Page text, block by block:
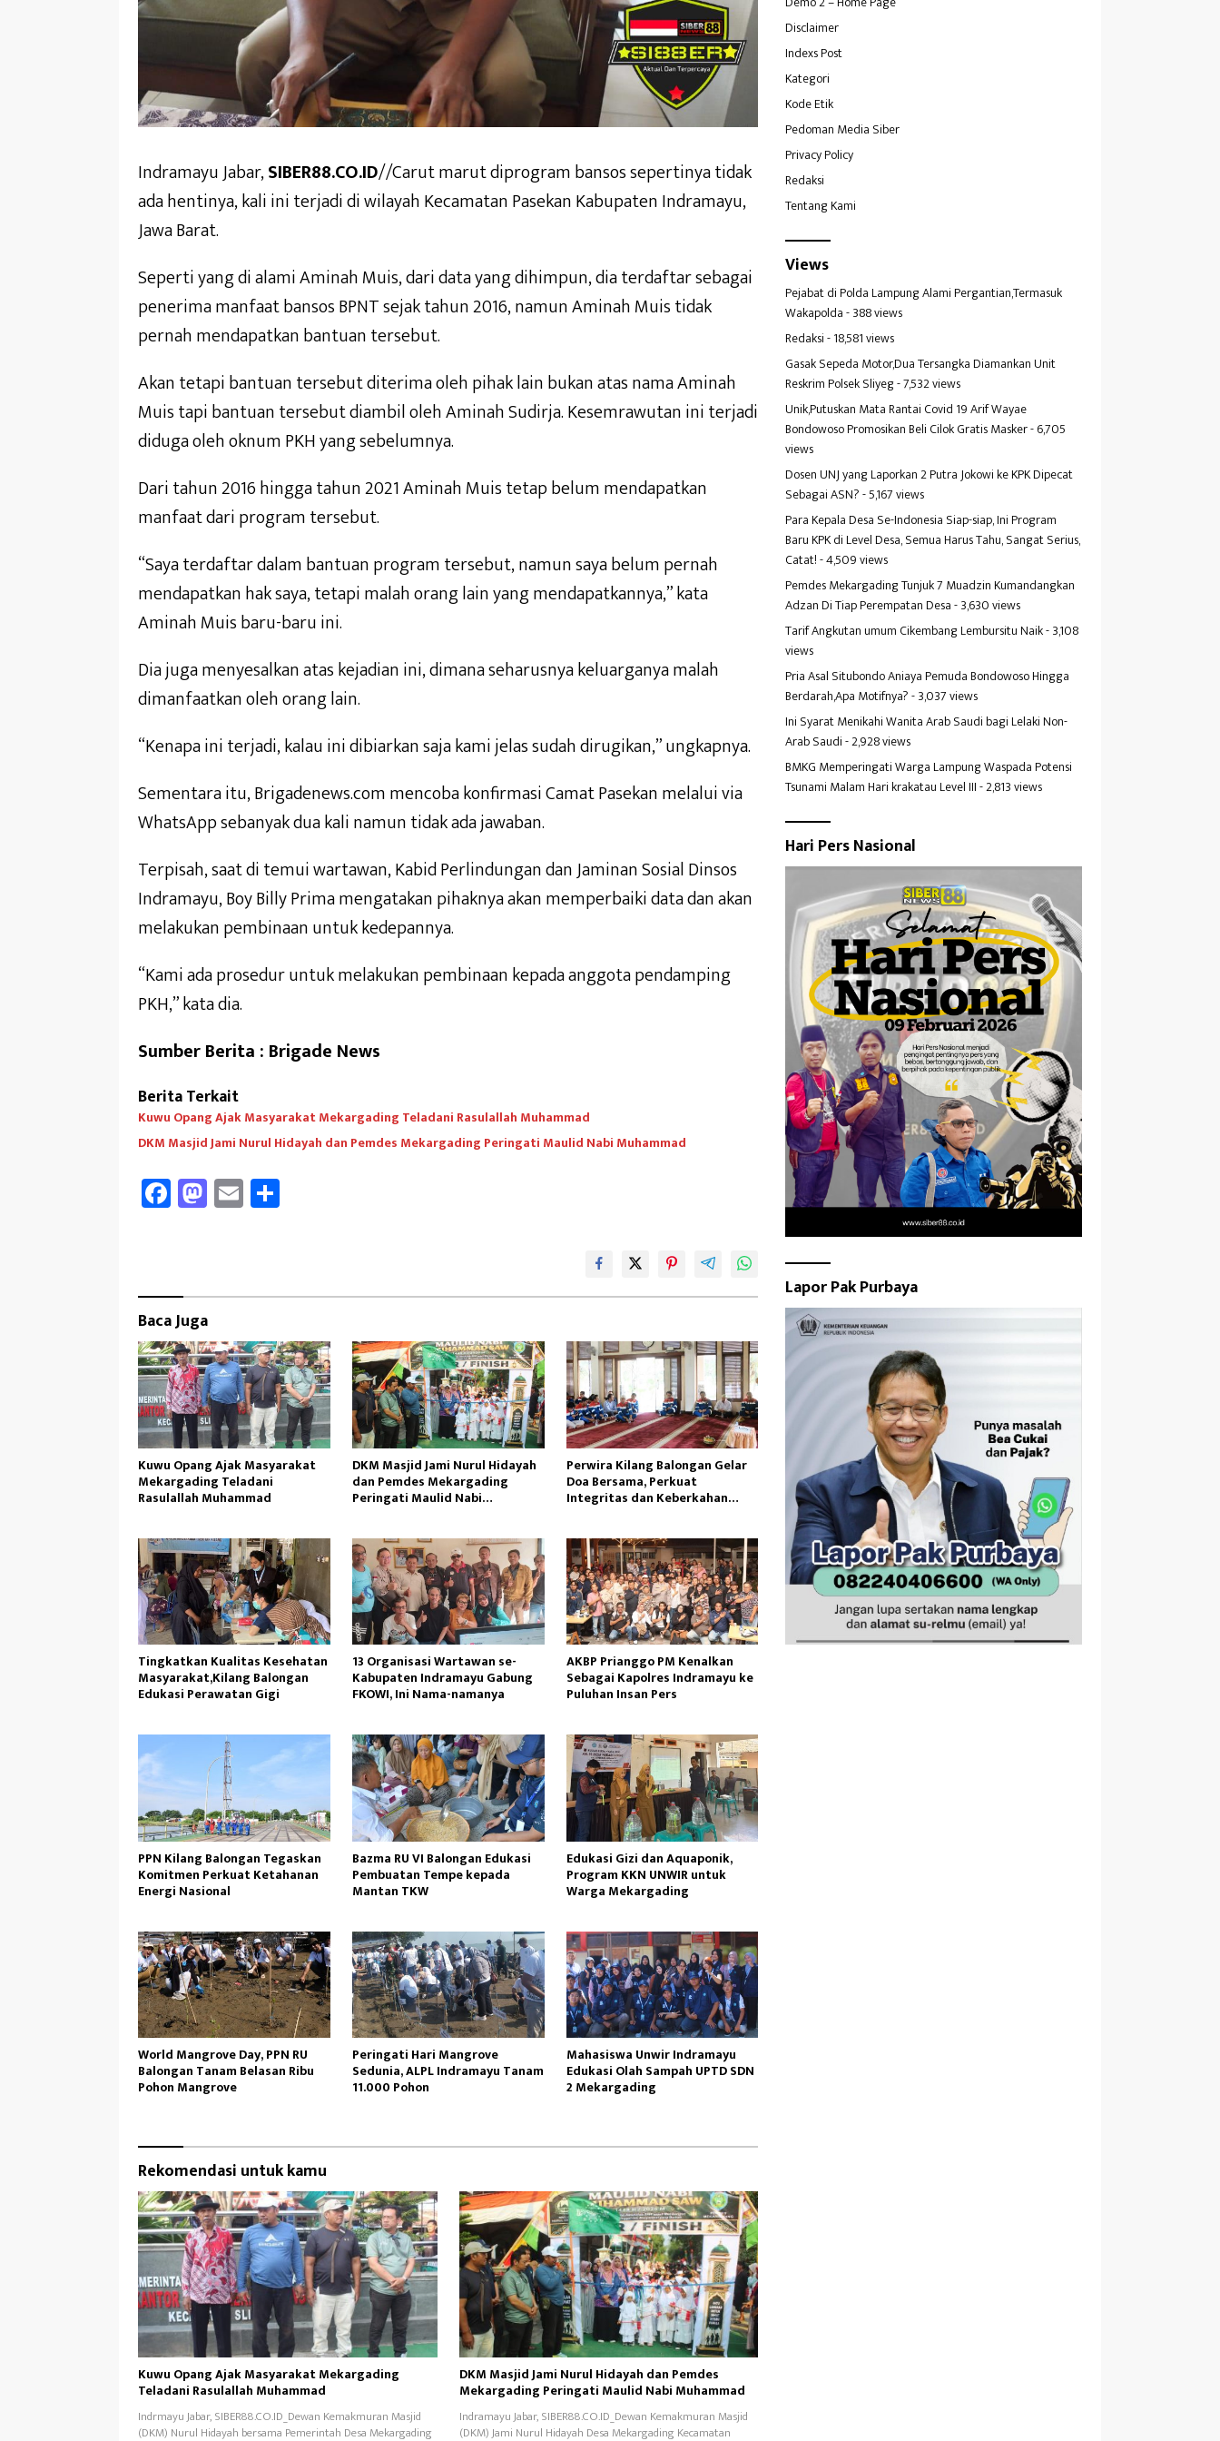
Indramayu Jabar,SIBER88.CO.ID//Carut marut diprogram bansos sepertinya tidak
ada hentinya, kali ini terjadi di wilayah Kecamatan Pasekan Kabupaten Indramayu,
Jawa Barat.
Seperti yang di alami Aminah Muis, dari data yang dihimpun, dia terdaftar sebagai
penerima manfaat bansos BPNT sejak tahun 2016, namun Aminah Muis tidak
pernah mendapatkan bantuan tersebut.
Akan tetapi bantuan tersebut diterima oleh pihak lain bukan atas nama Aminah
Muis tapi bantuan tersebut diambil oleh Aminah Sudirja. Kesemrawutan ini terjadi
diduga oleh oknum PKH yang sebelumnya.
Dari tahun 2016 hingga tahun 2021 Aminah Muis tetap belum mendapatkan
manfaat dari program tersebut.
“Saya terdaftar dalam bantuan program tersebut, namun saya belum pernah
mendapatkan hak saya, tetapi malah orang lain yang mendapatkannya,” kata
Aminah Muis baru-baru ini.
Dia juga menyesalkan atas kejadian ini, dimana seharusnya keluarganya malah
dimanfaatkan oleh orang lain.
“Kenapa ini terjadi, kalau ini dibiarkan saja kami jelas sudah dirugikan,” ungkapnya.
Sementara itu, Brigadenews.com mencoba konfirmasi Camat Pasekan melalui via
WhatsApp sebanyak dua kali namun tidak ada jawaban.
Terpisah, saat di temui wartawan, Kabid Perlindungan dan Jaminan Sosial Dinsos
Indramayu, Boy Billy Prima mengatakan pihaknya akan memperbaiki data dan akan
melakukan pembinaan untuk kedepannya.
“Kami ada prosedur untuk melakukan pembinaan kepada anggota pendamping
PKH,” kata dia.
Sumber Berita : Brigade News
Berita Terkait
Kuwu Opang Ajak Masyarakat Mekargading Teladani Rasulallah Muhammad
DKM Masjid Jami Nurul Hidayah dan Pemdes Mekargading Peringati Maulid Nabi Muhammad
Fa
ce
k
M
as
o
n
E
m
Baca Juga
Kuwu Opang Ajak Masyarakat
Mekargading Teladani
Rasulallah Muhammad
DKM Masjid Jami Nurul Hidayah
dan Pemdes Mekargading
Peringati Maulid Nabi
Perwira Kilang Balongan Gelar
Doa Bersama, Perkuat
Integritas dan Keberkahan
Tingkatkan Kualitas Kesehatan
Masyarakat,Kilang Balongan
Edukasi Perawatan Gigi
13 Organisasi Wartawan se-
Kabupaten Indramayu Gabung
FKOWI, Ini Nama-namanya
AKBP Prianggo PM Kenalkan
Sebagai Kapolres Indramayu ke
Puluhan Insan Pers
PPN Kilang Balongan Tegaskan
Komitmen Perkuat Ketahanan
Energi Nasional
Bazma RU VI Balongan Edukasi
Pembuatan Tempe kepada
Mantan TKW
Edukasi Gizi dan Aquaponik,
Program KKN UNWIR untuk
Warga Mekargading
World Mangrove Day, PPN RU
Balongan Tanam Belasan Ribu
Pohon Mangrove
Peringati Hari Mangrove
Sedunia, ALPL Indramayu Tanam
11.000 Pohon
Mahasiswa Unwir Indramayu
Edukasi Olah Sampah UPTD SDN
2 Mekargading
Rekomendasi untuk kamu
Kuwu Opang Ajak Masyarakat Mekargading
Teladani Rasulallah Muhammad
Indrmayu Jabar, SIBER88.CO.ID_Dewan Kemakmuran Masjid
(DKM) Nurul Hidayah bersama Pemerintah Desa Mekargading
DKM Masjid Jami Nurul Hidayah dan Pemdes
Mekargading Peringati Maulid Nabi Muhammad
Indramayu Jabar, SIBER88.CO.ID_Dewan Kemakmuran Masjid
(DKM) Jami Nurul Hidayah Desa Mekargading Kecamatan
Disclaimer
Indexs Post
Kategori
Kode Etik
Pedoman Media Siber
Privacy Policy
Redaksi
Tentang Kami
Views
Pejabat di Polda Lampung Alami Pergantian,Termasuk
Wakapolda- 388 views
Redaksi- 18,581 views
Gasak Sepeda Motor,Dua Tersangka Diamankan Unit
Reskrim Polsek Sliyeg- 7,532 views
Unik,Putuskan Mata Rantai Covid 19 Arif Wayae
Bondowoso Promosikan Beli Cilok Gratis Masker- 6,705
views
Dosen UNJ yang Laporkan 2 Putra Jokowi ke KPK Dipecat
Sebagai ASN?- 5,167 views
Para Kepala Desa Se-Indonesia Siap-siap, Ini Program
Baru KPK di Level Desa, Semua Harus Tahu, Sangat Serius,
Catat!- 4,509 views
Pemdes Mekargading Tunjuk 7 Muadzin Kumandangkan
Adzan Di Tiap Perempatan Desa- 3,630 views
Tarif Angkutan umum Cikembang Lembursitu Naik- 3,108
views
Pria Asal Situbondo Aniaya Pemuda Bondowoso Hingga
Berdarah,Apa Motifnya?- 3,037 views
Ini Syarat Menikahi Wanita Arab Saudi bagi Lelaki Non-
Arab Saudi- 2,928 views
BMKG Memperingati Warga Lampung Waspada Potensi
Tsunami Malam Hari krakatau Level III- 2,813 views
Hari Pers Nasional
Lapor Pak Purbaya